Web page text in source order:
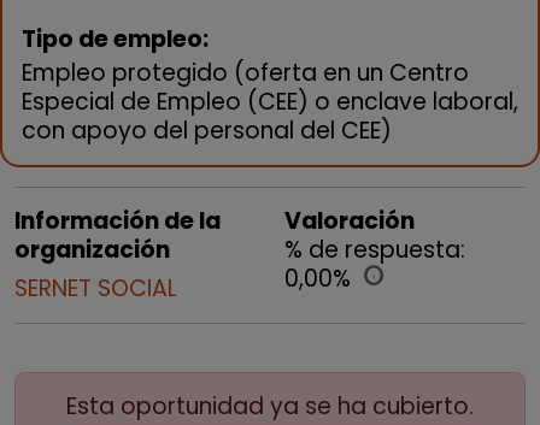
Tipo de empleo:
Empleo protegido (oferta en un Centro
Especial de Empleo (CEE) o enclave laboral,
con apoyo del personal del CEE)
Información de la
organización
SERNET SOCIAL
Valoración
% de respuesta:
0,00% info
Esta oportunidad ya se ha cubierto.